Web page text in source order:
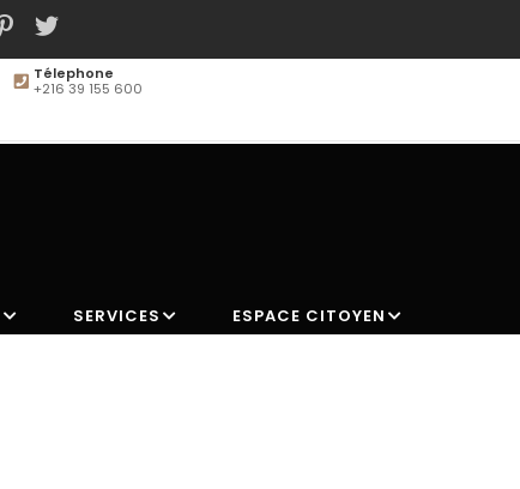
Télephone
+216 39 155 600
NAVIGATION
SERVICES ESPACE CITOYEN